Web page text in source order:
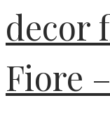
decor
Fiore